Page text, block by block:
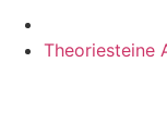
Theoriesteine